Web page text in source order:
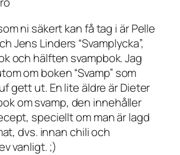
ni säkert kan få tag i är Pelle
Jens Linders “Svamplycka”,
och hälften svampbok. Jag
om boken “Svamp” som
gett ut. En lite äldre är Dieter
om svamp, den innehåller
speciellt om man är lagd
dvs. innan chili och
vanligt. ;)